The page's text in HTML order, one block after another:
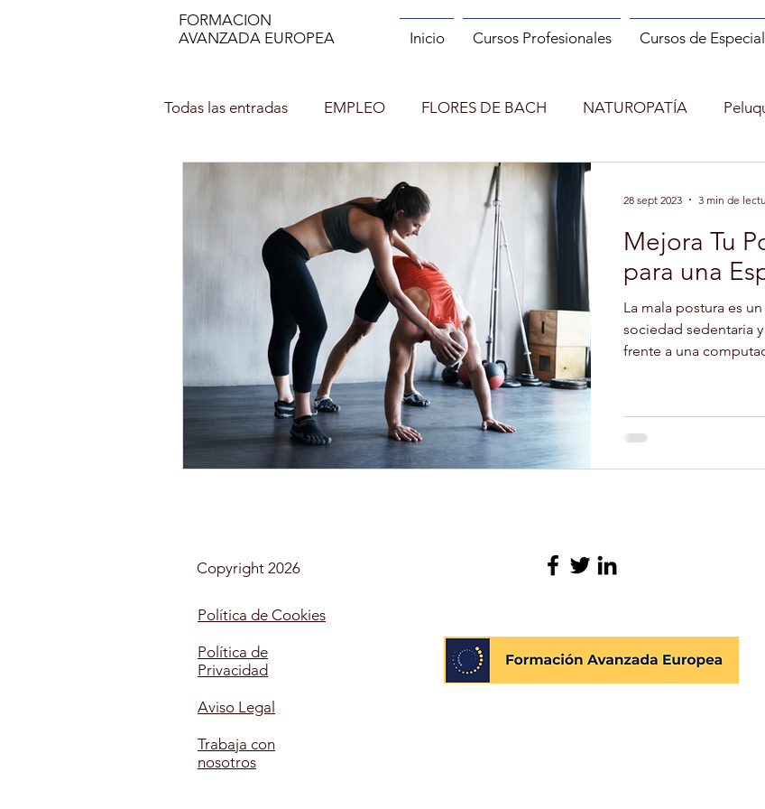
FORMACION
AVANZADA EUROPEA
Inicio Cursos Profesionales Cursos de
Todas las entradas EMPLEO FLORES DE BACH NATUROPATÍA
DECORACIÓN DE INTERIORES MANIPULADOR DE ALIMENTOS
NUTRICION EN EL DEPORTE INCENDIOS FORESTALES
Asesor de imagen y Personal Shopper MONITOR DE RUNNING
PROFESOR DE ESPAÑOL (ELE) ENTRENADOR PERSONAL Y FITNESS
AUXILIAR DE ENFERMERÍA EN GERIATRÍA EXPERTO EN NUTRICIÓN
MAQUILLAJE
MONITOR COMEDORES ESCOLARES
Mejora Tu
para una
La mala postura es
sociedad sedentaria
frente a una
28 sept 2023 3 min de
Copyright 2026
Política de Cookies
Política de
Privacidad
Aviso Legal
Trabaja con
nosotros